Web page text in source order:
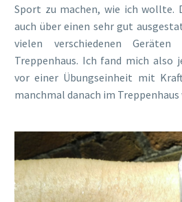
Sport zu machen, wie ich wollte.
auch über einen sehr gut
vielen verschiedenen
Treppenhaus. Ich fand mich also
vor einer Übungseinheit mit
manchmal danach im Treppenhaus